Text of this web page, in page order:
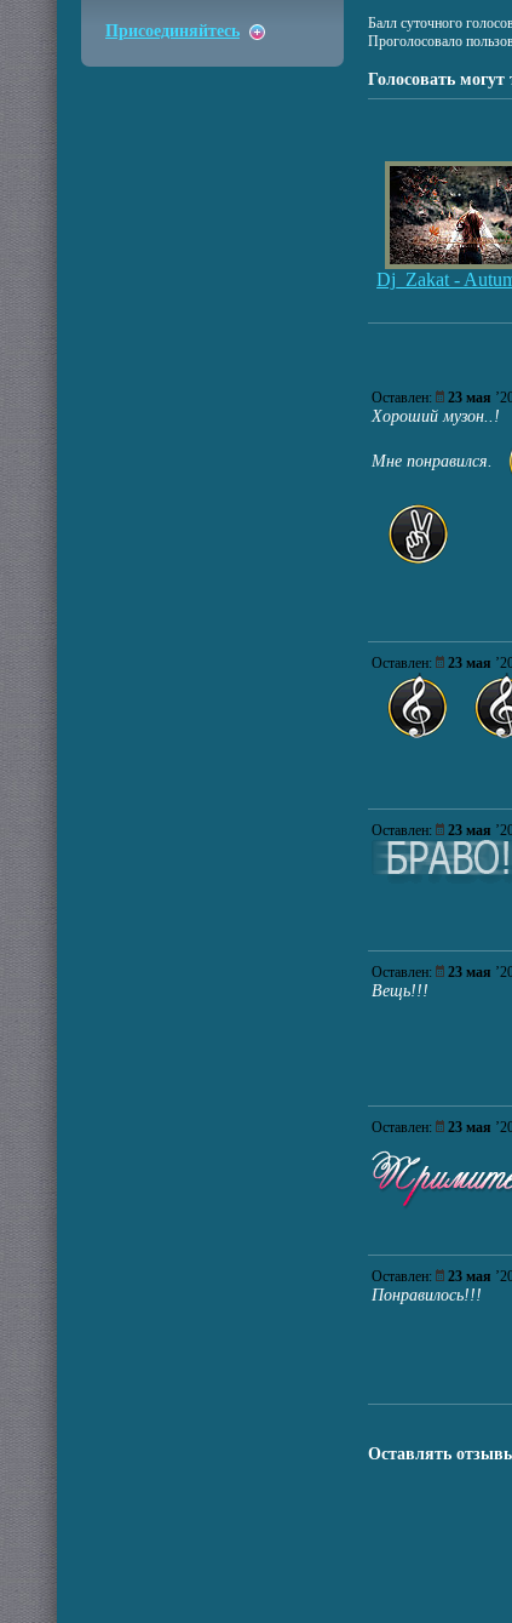
Балл суточного
Проголосовало
Голосовать могут
Dj_Zakat -
Оставлен: 23 мая
Хороший музон..!
Мне понравился.
Оставлен: 23 мая
Оставлен: 23 мая
Оставлен: 23 мая
Вещь!!!
Оставлен: 23 мая
Оставлен: 23 мая
Понравилось!!!
Оставлять
Присоединяйтесь